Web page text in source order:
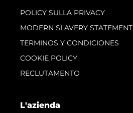
POLICY SULLA PRIVACY
MODERN SLAVERY STATEMENT
TERMINOS Y CONDICIONES
COOKIE POLICY
RECLUTAMENTO
L'azienda